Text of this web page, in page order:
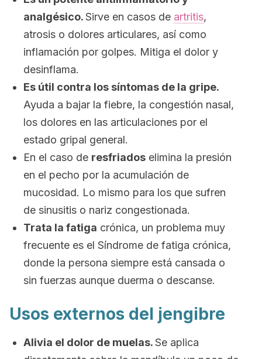
analgésico.Sirve en casos de artritis,
atrosis o dolores articulares, así como
inflamación por golpes. Mitiga el dolor y
desinflama.
Es útil contra los síntomas de la gripe.
Ayuda a bajar la fiebre, la congestión nasal,
los dolores en las articulaciones por el
estado gripal general.
En el caso de resfriados elimina la presión
en el pecho por la acumulación de
mucosidad. Lo mismo para los que sufren
de sinusitis o nariz congestionada.
Trata la fatiga crónica, un problema muy
frecuente es el Síndrome de fatiga crónica,
donde la persona siempre está cansada o
sin fuerzas aunque duerma o descanse.
Usos externos del jengibre
Alivia el dolor de muelas.Se aplica